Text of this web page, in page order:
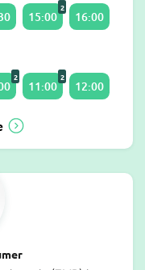
15:00
2
16:00
2
11:00
2
12:00